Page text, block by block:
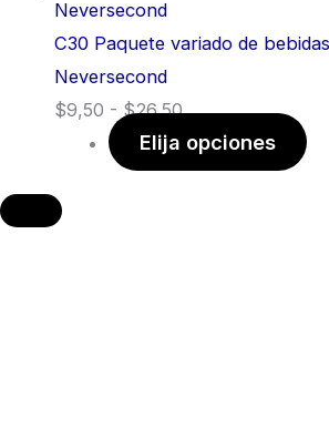
C30 Paquete variado de
Neversecond
$9,50 - $26,50
Elija opciones